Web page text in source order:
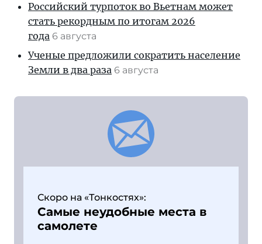
Российский турпоток во Вьетнам может
стать рекордным по итогам 2026
года 6 августа
Ученые предложили сократить население
Земли в два раза 6 августа
Скоро на «Тонкостях»:
Самые неудобные места в
самолете